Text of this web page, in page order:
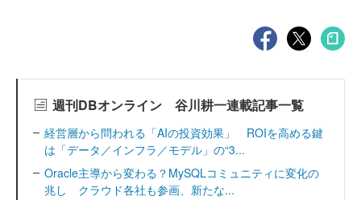
週刊DBオンライン 谷川耕一連載記事一覧
経営層から問われる「AIの投資効果」 ROIを高める鍵
は「データ／インフラ／モデル」の“3...
Oracle主導から変わる？MySQLコミュニティに変化の
兆し クラウド各社も参画、新たな...